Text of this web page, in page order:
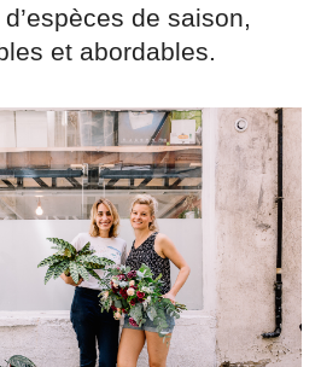
de saison,
et abordables.